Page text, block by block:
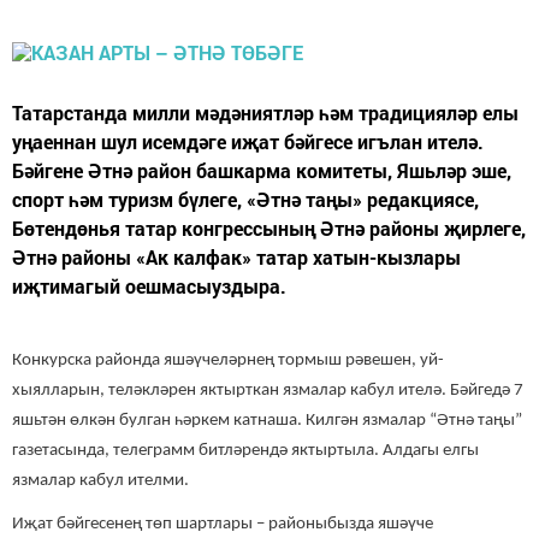
Татарстанда милли мәдәниятләр һәм традицияләр елы
уңаеннан шул исемдәге иҗат бәйгесе игълан ителә.
Бәйгене Әтнә район башкарма комитеты, Яшьләр эше,
спорт һәм туризм бүлеге, «Әтнә таңы» редакциясе,
Бөтендөнья татар конгрессының Әтнә районы җирлеге,
Әтнә районы «Ак калфак» татар хатын-кызлары
иҗтимагый оешмасыуздыра.
Конкурска районда яшәүчеләрнең тормыш рәвешен, уй-
хыялларын, теләкләрен яктырткан язмалар кабул ителә. Бәйгедә 7
яшьтән өлкән булган һәркем катнаша. Килгән язмалар “Әтнә таңы”
газетасында, телеграмм битләрендә яктыртыла. Алдагы елгы
язмалар кабул ителми.
Иҗат бәйгесенең төп шартлары – районыбызда яшәүче